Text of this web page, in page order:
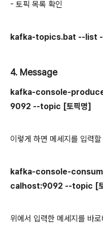
- 토픽 목록 확인
kafka-topics.bat --list
4. Message
kafka-console-
9092 --topic [토픽명]
이렇게 하면 메세지를 입력
kafka-console-
calhost:9092 --topic [
위에서 입력한 메세지를 바